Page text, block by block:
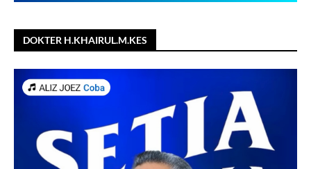
DOKTER H.KHAIRUL.M.KES